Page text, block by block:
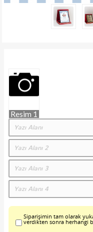
Resim 1
Siparişimin tam olarak
verdikten sonra herhangi